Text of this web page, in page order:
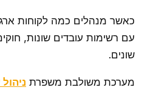
כאשר מנהלים כמה לקוחות
עם רשימות עובדים שונות,
שונים.
מערכת משולבת משפרת